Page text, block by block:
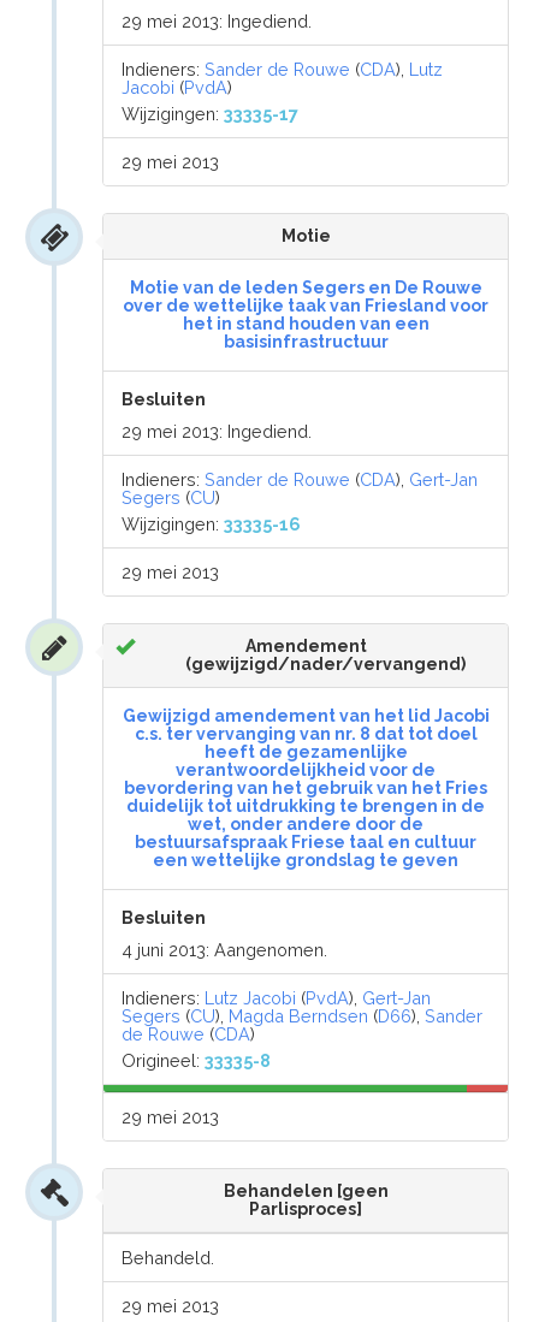
29 mei 2013: Ingediend.
Indieners:Sander de Rouwe (CDA), Lutz
Jacobi (PvdA)
Wijzigingen:33335-17
29 mei 2013
Motie
Motie van de leden Segers en De Rouwe
over de wettelijke taak van Friesland voor
het in stand houden van een
basisinfrastructuur
Besluiten
29 mei 2013: Ingediend.
Indieners:Sander de Rouwe (CDA), Gert-Jan
Segers (CU)
Wijzigingen:33335-16
29 mei 2013
Amendement
(gewijzigd/nader/vervangend)
Gewijzigd amendement van het lid Jacobi
c.s. ter vervanging van nr. 8 dat tot doel
heeft de gezamenlijke
verantwoordelijkheid voor de
bevordering van het gebruik van het Fries
duidelijk tot uitdrukking te brengen in de
wet, onder andere door de
bestuursafspraak Friese taal en cultuur
een wettelijke grondslag te geven
Besluiten
4 juni 2013: Aangenomen.
Indieners: Lutz Jacobi (PvdA), Gert-Jan
Segers (CU), Magda Berndsen (D66),Sander
de Rouwe (CDA)
Origineel:33335-8
29 mei 2013
Behandelen [geen
Parlisproces]
Behandeld.
29 mei 2013